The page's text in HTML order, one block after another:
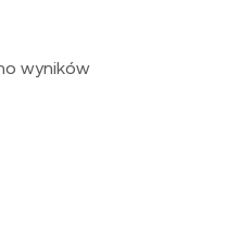
wyników